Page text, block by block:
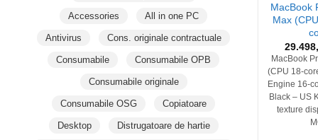
Accessories All in one PC
Antivirus Cons. originale contractuale
Consumabile Consumabile OPB
Consumabile originale
Consumabile OSG Copiatoare
Desktop Distrugatoare de hartie
MacBook
Max
MacBook
(CPU 18-
Engine 16-
Black – US
texture